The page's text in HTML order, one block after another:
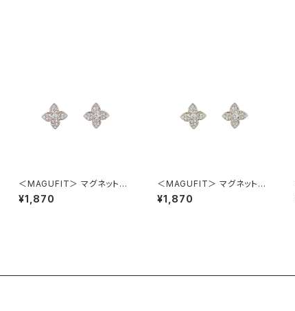
＜MAGUFIT＞ マグネットイ
ヤリング パヴェモチーフ AER
0622-PG（ピンクゴールド）
¥1,870
＜MAGUFIT＞ マグネットイ
ヤリング パヴェモチーフ AER
0622-CP（シャンパンゴール
¥1,870